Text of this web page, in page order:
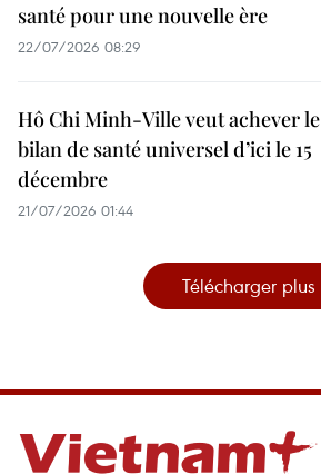
santé pour une nouvelle ère
22/07/2026 08:29
Hô Chi Minh-Ville veut achever le
bilan de santé universel d’ici le 15
décembre
21/07/2026 01:44
Télécharger plus